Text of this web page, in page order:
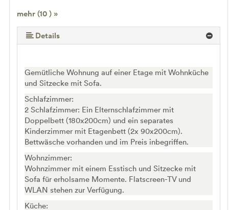
mehr (10 ) »
mehr (10 ) »
mehr (10 ) »
mehr (10 ) »
mehr (10 ) »
mehr (10 ) »
mehr (10 ) »
Details
Gemütliche Wohnung auf einer Etage mit Wohnküche
und Sitzecke mit Sofa.
Schlafzimmer:
2 Schlafzimmer: Ein Elternschlafzimmer mit
Doppelbett (180x200cm) und ein separates
Kinderzimmer mit Etagenbett (2x 90x200cm).
Bettwäsche vorhanden und im Preis inbegriffen.
Wohnzimmer:
Wohnzimmer mit einem Esstisch und Sitzecke mit
Sofa für erholsame Momente. Flatscreen-TV und
WLAN stehen zur Verfügung.
Küche: